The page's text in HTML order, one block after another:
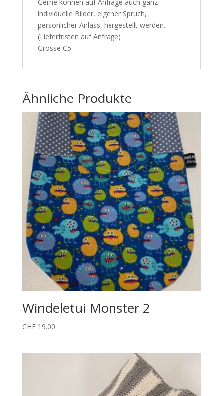
Gerne können auf Anfrage auch ganz
individuelle Bilder, eigener Spruch,
persönlicher Anlass, hergestellt werden.
(Lieferfristen auf Anfrage)
Grösse C5
Ähnliche Produkte
Windeletui Monster 2
CHF19.00